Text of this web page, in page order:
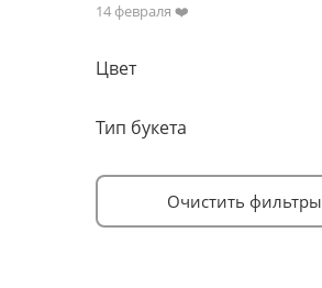
14 февраля ❤️
Цвет
Тип букета
Очистить фильтры